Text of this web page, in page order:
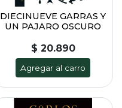
DIECINUEVE GARRAS Y
UN PAJARO OSCURO
$ 20.890
Agregar al carro